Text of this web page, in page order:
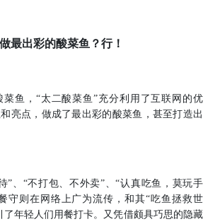
做最出彩的酸菜鱼？行！
菜鱼，“太二酸菜鱼”充分利用了互联网的优
亮点，做成了最出彩的酸菜鱼，甚至打造出
”、“不打包、不外卖”、“认真吃鱼，莫玩手
则在网络上广为流传，和其“吃鱼拯救世
了年轻人们用餐打卡。又凭借颇具巧思的隐藏